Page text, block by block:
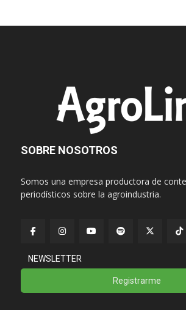
SOBRE NOSOTROS
Somos una empresa productora de
periodísticos sobre la agroindustria.
NEWSLETTER
Registrarme